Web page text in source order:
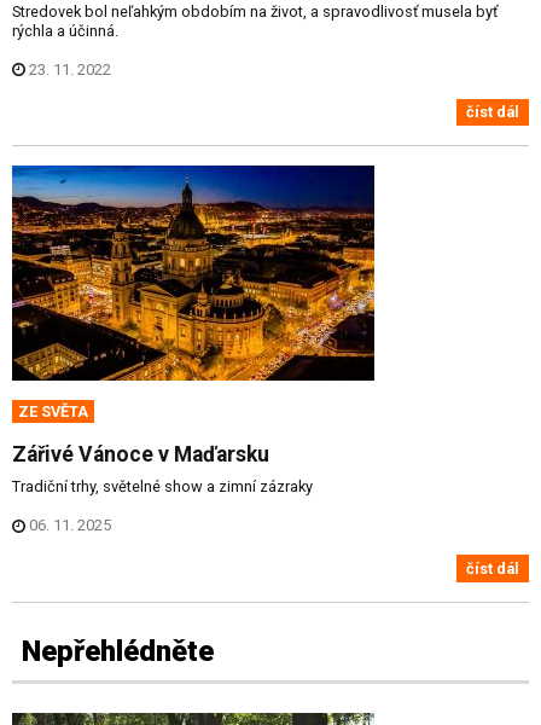
Stredovek bol neľahkým obdobím na život, a spravodlivosť musela byť
rýchla a účinná.
23. 11. 2022
číst dál
ZE SVĚTA
Zářivé Vánoce v Maďarsku
Tradiční trhy, světelné show a zimní zázraky
06. 11. 2025
číst dál
Nepřehlédněte